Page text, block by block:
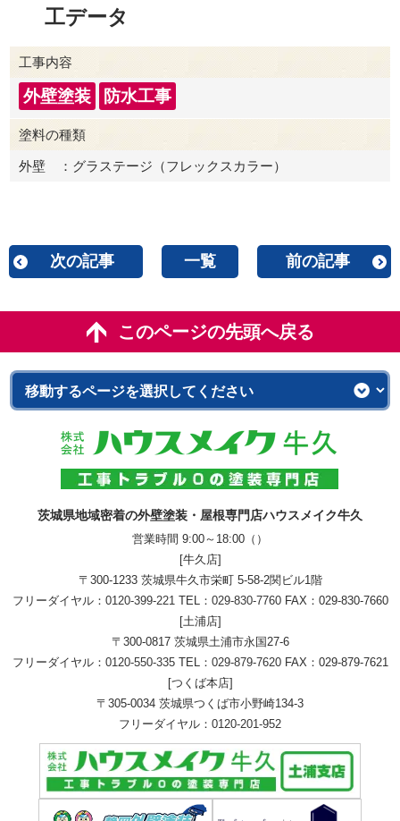
工データ
工事内容
外壁塗装 防水工事
塗料の種類
外壁 ：グラステージ（フレックスカラー）
次の記事 一覧 前の記事
このページの先頭へ戻る
茨城県地域密着の外壁塗装・屋根専門店ハウスメイク牛久
営業時間 9:00～18:00（）
[牛久店]
〒300-1233 茨城県牛久市栄町 5-58-2関ビル1階
フリーダイヤル： 0120-399-221TEL： 029-830-7760FAX：029-830-7660
[土浦店]
〒300-0817 茨城県土浦市永国27-6
フリーダイヤル： 0120-550-335TEL： 029-879-7620FAX：029-879-7621
[つくば本店]
〒305-0034 茨城県つくば市小野崎134-3
フリーダイヤル： 0120-201-952